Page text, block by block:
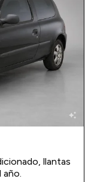
auto_awesome
llantas
año.